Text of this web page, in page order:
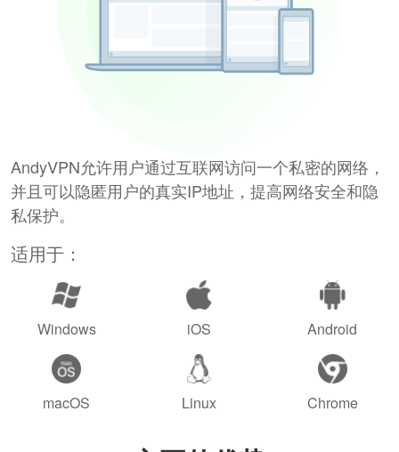
AndyVPN允许用户通过互联网访问一个私密的网络，
并且可以隐匿用户的真实IP地址，提高网络安全和隐
私保护。
适用于：
Windows iOS Android
macOS Linux Chrome